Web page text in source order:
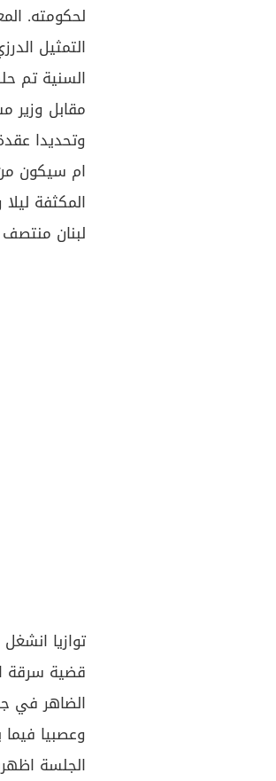
لحكومته.
التمثيل
السنية تم
مقابل وزير
وتحديدا
ام سيكون
المكثفة
لبنان
توازيا
قضية سرقة
الضاهر في
وعصبيا
الجلسة